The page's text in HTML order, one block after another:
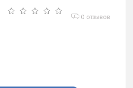
0 отзывов